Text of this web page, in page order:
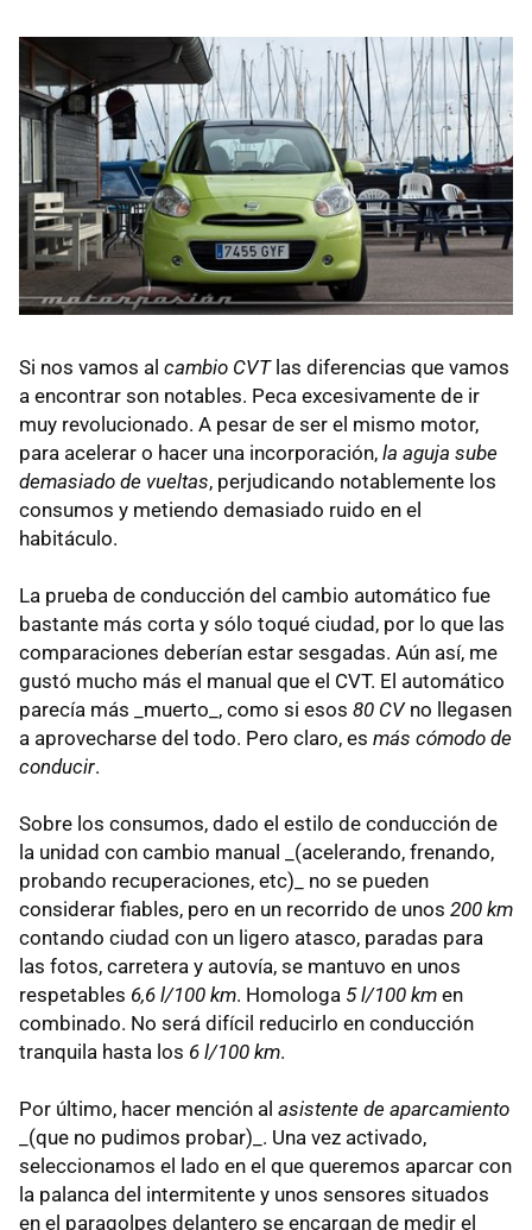
Si nos vamos al cambio CVTlas diferencias que vamos
a encontrar son notables. Peca excesivamente de ir
muy revolucionado. A pesar de ser el mismo motor,
para acelerar o hacer una incorporación, la aguja sube
demasiado de vueltas, perjudicando notablemente los
consumos y metiendo demasiado ruido en el
habitáculo.
La prueba de conducción del cambio automático fue
bastante más corta y sólo toqué ciudad, por lo que las
comparaciones deberían estar sesgadas. Aún así, me
gustó mucho más el manual que el CVT. El automático
parecía más _muerto_, como si esos 80 CVno llegasen
a aprovecharse del todo. Pero claro, es más cómodo de
conducir.
Sobre los consumos, dado el estilo de conducción de
la unidad con cambio manual _(acelerando, frenando,
probando recuperaciones, etc)_ no se pueden
considerar fiables, pero en un recorrido de unos 200 km
contando ciudad con un ligero atasco, paradas para
las fotos, carretera y autovía, se mantuvo en unos
respetables 6,6 l/100 km. Homologa 5 l/100 km en
combinado. No será difícil reducirlo en conducción
tranquila hasta los 6 l/100 km.
Por último, hacer mención al asistente de aparcamiento
_(que no pudimos probar)_. Una vez activado,
seleccionamos el lado en el que queremos aparcar con
la palanca del intermitente y unos sensores situados
en el paragolpes delantero se encargan de medir el